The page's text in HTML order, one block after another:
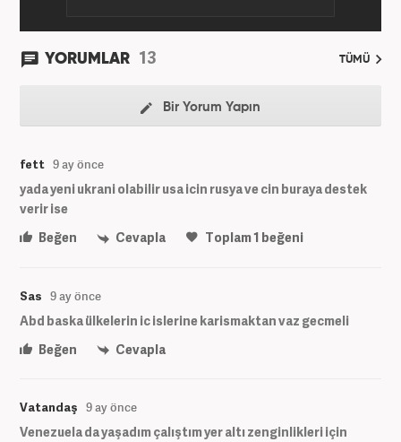
YORUMLAR 13 TÜMÜ
Bir Yorum Yapın
fett 9 ay önce
yada yeni ukrani olabilir usa icin rusya ve cin buraya destek
verir ise
Beğen
Cevapla Toplam1 beğeni
Sas 9 ay önce
Abd baska ülkelerin ic islerine karismaktan vaz gecmeli
Beğen
Cevapla
Vatandaş 9 ay önce
Venezuela da yaşadım çalıştım yer altı zenginlikleri için